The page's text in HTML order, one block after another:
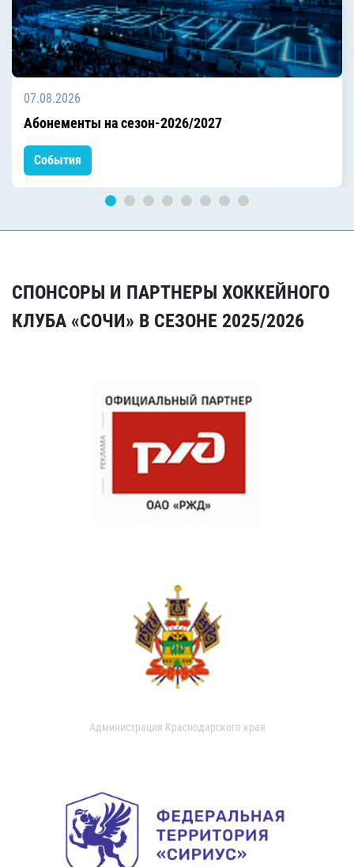
07.08.2026
Абонементы на сезон-2026/2027
События
СПОНСОРЫ И ПАРТНЕРЫ ХОККЕЙНОГО
КЛУБА «СОЧИ» В СЕЗОНЕ 2025/2026
Администрация Краснодарского края